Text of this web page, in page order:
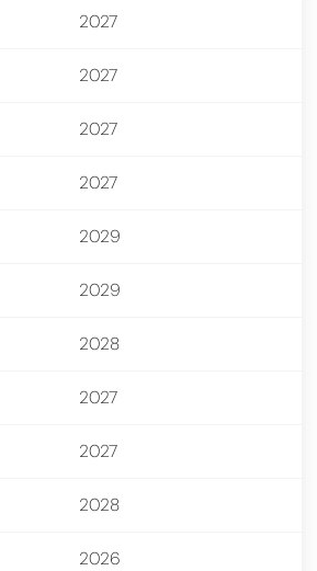
2027
2027
2027
2027
2029
2029
2028
2027
2027
2028
2026